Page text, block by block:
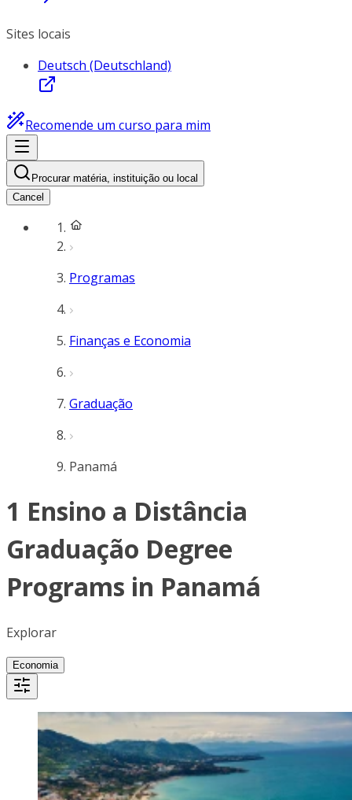
Sites locais
Deutsch (Deutschland)
Recomende um curso para mim
Procurar matéria, instituição ou local
Cancel
Programas
Finanças e Economia
Graduação
Panamá
1 Ensino a Distância
Graduação Degree
Programs in Panamá
Explorar
Economia